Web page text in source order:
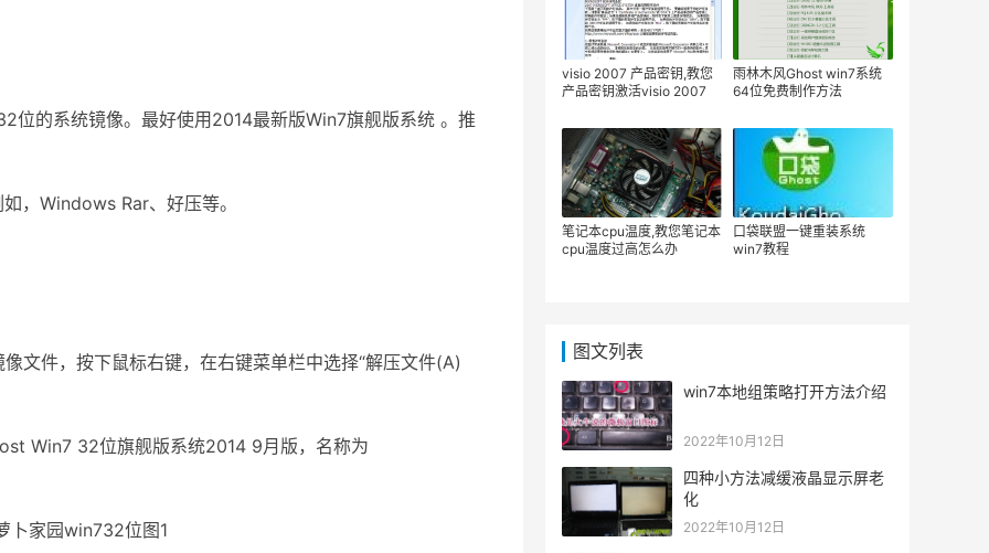
系统镜像。最好使用2014最新版Win7旗舰版系统 。推
Windows Rar、好压等。
件，按下鼠标右键，在右键菜单栏中选择“解压文件(A)
Win7 32位旗舰版系统2014 9月版，名称为
园win732位图1
visio 2007 产品密钥,教您
产品密钥激活visio 2007
雨林木风Ghost win7系统
64位免费制作方法
笔记本cpu温度,教您笔记本
cpu温度过高怎么办
口袋联盟一键重装系统
win7教程
图文列表
win7本地组策略打开方法介绍
2022年10月12日
四种小方法减缓液晶显示屏老
化
2022年10月12日